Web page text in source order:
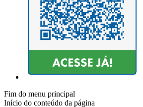
Fim do menu principal
Início do conteúdo da página